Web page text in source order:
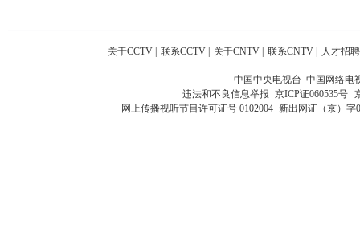
关于CCTV 联系CCTV 关于CNTV 联系CNTV 人才招聘
中国中央电视台 中国网络电
违法和不良信息举报 京ICP证060535号
网上传播视听节目许可证号 0102004 新出网证（京）